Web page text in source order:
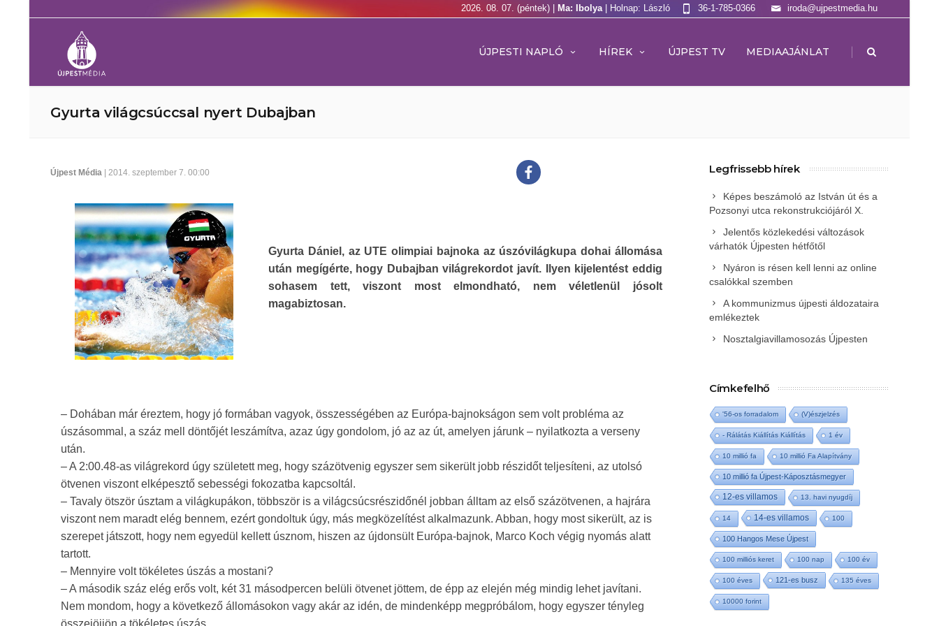
2026. 08. 07. (péntek) | Ma: Ibolya | Holnap: László iroda@ujpestmedia.hu
36-1-785-0366
ÚJPESTI NAPLÓ HÍREK ÚJPEST TV MEDIAAJÁNLAT |
Gyurta világcsúccsal nyert Dubajban
Újpest Média | 2014. szeptember 7. 00:00
Gyurta Dániel, az UTE olimpiai bajnoka az úszóvilágkupa dohai állomása
után megígérte, hogy Dubajban világrekordot javít. Ilyen kijelentést eddig
sohasem tett, viszont most elmondható, nem véletlenül jósolt
magabiztosan.
– Dohában már éreztem, hogy jó formában vagyok, összességében az Európa-bajnokságon sem volt probléma az
úszásommal, a száz mell döntőjét leszámítva, azaz úgy gondolom, jó az az út, amelyen járunk – nyilatkozta a verseny
után.
– A 2:00.48-as világrekord úgy született meg, hogy százötvenig egyszer sem sikerült jobb részidőt teljesíteni, az utolsó
ötvenen viszont elképesztő sebességi fokozatba kapcsoltál.
– Tavaly ötször úsztam a világkupákon, többször is a világcsúcsrészidőnél jobban álltam az első százötvenen, a hajrára
viszont nem maradt elég bennem, ezért gondoltuk úgy, más megközelítést alkalmazunk. Abban, hogy most sikerült, az is
szerepet játszott, hogy nem egyedül kellett úsznom, hiszen az újdonsült Európa-bajnok, Marco Koch végig nyomás alatt
tartott.
– Mennyire volt tökéletes úszás a mostani?
– A második száz elég erős volt, két 31 másodpercen belüli ötvenet jöttem, de épp az elején még mindig lehet javítani.
Nem mondom, hogy a következő állomásokon vagy akár az idén, de mindenképp megpróbálom, hogy egyszer tényleg
összejöjjön a tökéletes úszás.
Legfrissebb hírek
Képes beszámoló az István út és a
Pozsonyi utca rekonstrukciójáról X.
Jelentős közlekedési változások
várhatók Újpesten hétfőtől
Nyáron is résen kell lenni az online
csalókkal szemben
A kommunizmus újpesti áldozataira
emlékeztek
Nosztalgiavillamosozás Újpesten
Címkefelhő
'56-os forradalom (V)észjelzés
- Rálátás Kiállítás Kiállítás 1 év
10 millió fa 10 millió Fa Alapítvány
10 millió fa Újpest-Káposztásmegyer
12-es villamos 13. havi nyugdíj
14 14-es villamos 100
100 Hangos Mese Újpest
100 milliós keret 100 nap 100 év
100 éves 121-es busz 135 éves
10000 forint